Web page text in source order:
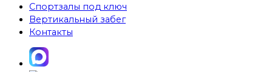
Спортзалы под ключ
Вертикальный забег
Контакты